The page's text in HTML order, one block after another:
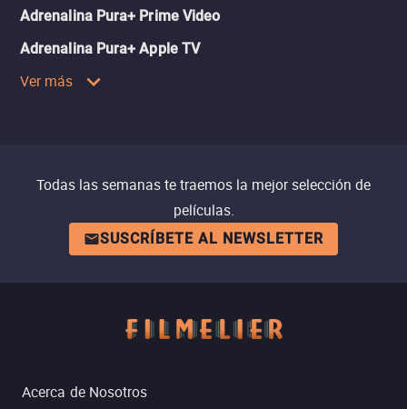
Adrenalina Pura+ Prime Video
Adrenalina Pura+ Apple TV
Ver más
Todas las semanas te traemos la mejor selección de
películas.
SUSCRÍBETE AL NEWSLETTER
Acerca de Nosotros